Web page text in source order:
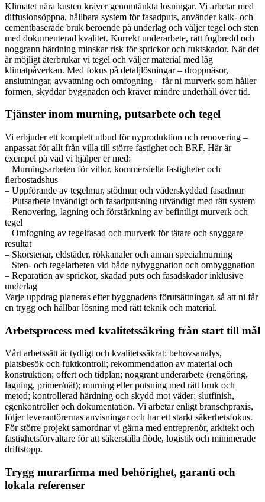
Klimatet nära kusten kräver genomtänkta lösningar. Vi arbetar med
diffusionsöppna, hållbara system för fasadputs, använder kalk- och
cementbaserade bruk beroende på underlag och väljer tegel och sten
med dokumenterad kvalitet. Korrekt underarbete, rätt fogbredd och
noggrann härdning minskar risk för sprickor och fuktskador. När det
är möjligt återbrukar vi tegel och väljer material med låg
klimatpåverkan. Med fokus på detaljlösningar – droppnäsor,
anslutningar, avvattning och omfogning – får ni murverk som håller
formen, skyddar byggnaden och kräver mindre underhåll över tid.
Tjänster inom murning, putsarbete och tegel
Vi erbjuder ett komplett utbud för nyproduktion och renovering –
anpassat för allt från villa till större fastighet och BRF. Här är
exempel på vad vi hjälper er med:
– Murningsarbeten för villor, kommersiella fastigheter och
flerbostadshus
– Uppförande av tegelmur, stödmur och väderskyddad fasadmur
– Putsarbete invändigt och fasadputsning utvändigt med rätt system
– Renovering, lagning och förstärkning av befintligt murverk och
tegel
– Omfogning av tegelfasad och murverk för tätare och snyggare
resultat
– Skorstenar, eldstäder, rökkanaler och annan specialmurning
– Sten- och tegelarbeten vid både nybyggnation och ombyggnation
– Reparation av sprickor, skadad puts och fasadskador inklusive
underlag
Varje uppdrag planeras efter byggnadens förutsättningar, så att ni får
en trygg och hållbar lösning med rätt teknik och material.
Arbetsprocess med kvalitetssäkring från start till mål
Vårt arbetssätt är tydligt och kvalitetssäkrat: behovsanalys,
platsbesök och fuktkontroll; rekommendation av material och
konstruktion; offert och tidplan; noggrant underarbete (rengöring,
lagning, primer/nät); murning eller putsning med rätt bruk och
metod; kontrollerad härdning och skydd mot väder; slutfinish,
egenkontroller och dokumentation. Vi arbetar enligt branschpraxis,
följer leverantörernas anvisningar och har ett starkt säkerhetsfokus.
För större projekt samordnar vi gärna med entreprenör, arkitekt och
fastighetsförvaltare för att säkerställa flöde, logistik och minimerade
driftstopp.
Trygg murarfirma med behörighet, garanti och
lokala referenser